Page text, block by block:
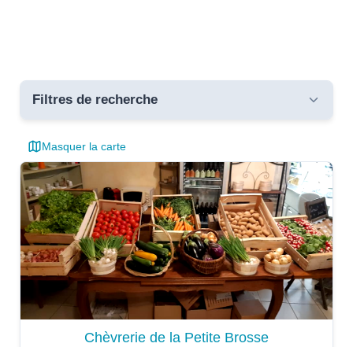
Filtres de recherche
Toutes les communes
critères
Masquer la carte
Chèvrerie de la Petite Brosse